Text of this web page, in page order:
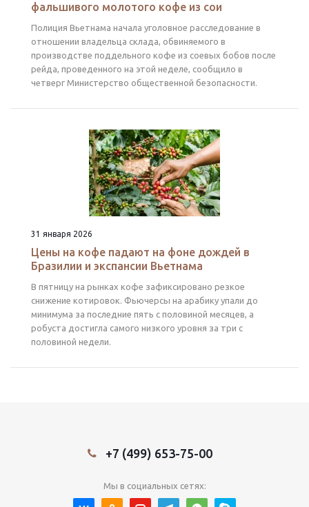
фальшивого молотого кофе из сои
Полиция Вьетнама начала уголовное расследование в
отношении владельца склада, обвиняемого в
производстве поддельного кофе из соевых бобов после
рейда, проведенного на этой неделе, сообщило в
четверг Министерство общественной безопасности.
31 января 2026
Цены на кофе падают на фоне дождей в
Бразилии и экспансии Вьетнама
В пятницу на рынках кофе зафиксировано резкое
снижение котировок. Фьючерсы на арабику упали до
минимума за последние пять с половиной месяцев, а
робуста достигла самого низкого уровня за три с
половиной недели.
+7 (499) 653-75-00
Мы в социальных сетях: